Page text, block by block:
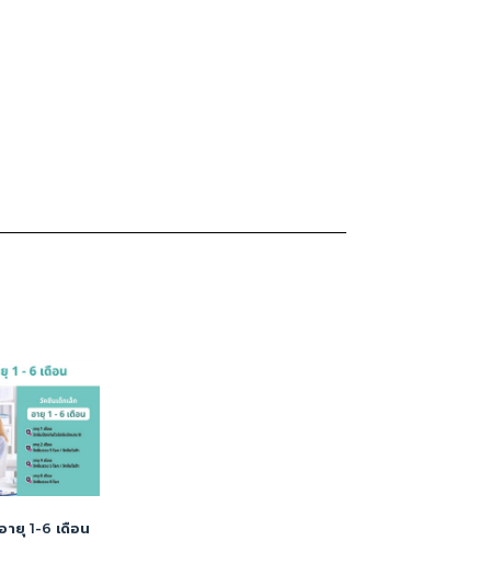
ายุ 1-6 เดือน